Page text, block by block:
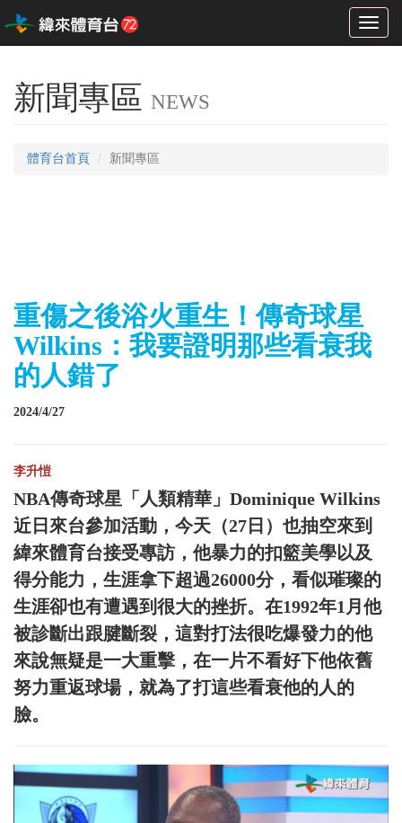
Toggle
新聞專區 NEWS
體育台首頁 新聞專區
重傷之後浴火重生！傳奇球星
Wilkins：我要證明那些看衰我
的人錯了
2024/4/27
李升愷
NBA傳奇球星「人類精華」Dominique Wilkins
近日來台參加活動，今天（27日）也抽空來到
緯來體育台接受專訪，他暴力的扣籃美學以及
得分能力，生涯拿下超過26000分，看似璀璨的
生涯卻也有遭遇到很大的挫折。在1992年1月他
被診斷出跟腱斷裂，這對打法很吃爆發力的他
來說無疑是一大重擊，在一片不看好下他依舊
努力重返球場，就為了打這些看衰他的人的
臉。